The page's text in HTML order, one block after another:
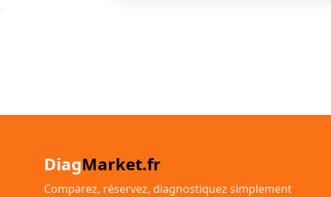
DiagMarket.fr
Comparez, réservez, diagnostiquez simplement